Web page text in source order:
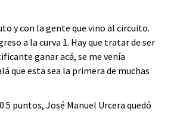
y con la gente que vino al circuito.
a la curva 1. Hay que tratar de ser
ganar acá, se me venía
que esta sea la primera de muchas
puntos, José Manuel Urcera quedó